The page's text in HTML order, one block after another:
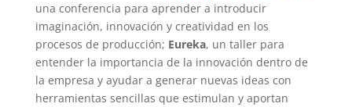
una conferencia para aprender a introducir
imaginación, innovación y creatividad en los
procesos de producción; Eureka, un taller para
entender la importancia de la innovación dentro de
la empresa y ayudar a generar nuevas ideas con
herramientas sencillas que estimulan y aportan